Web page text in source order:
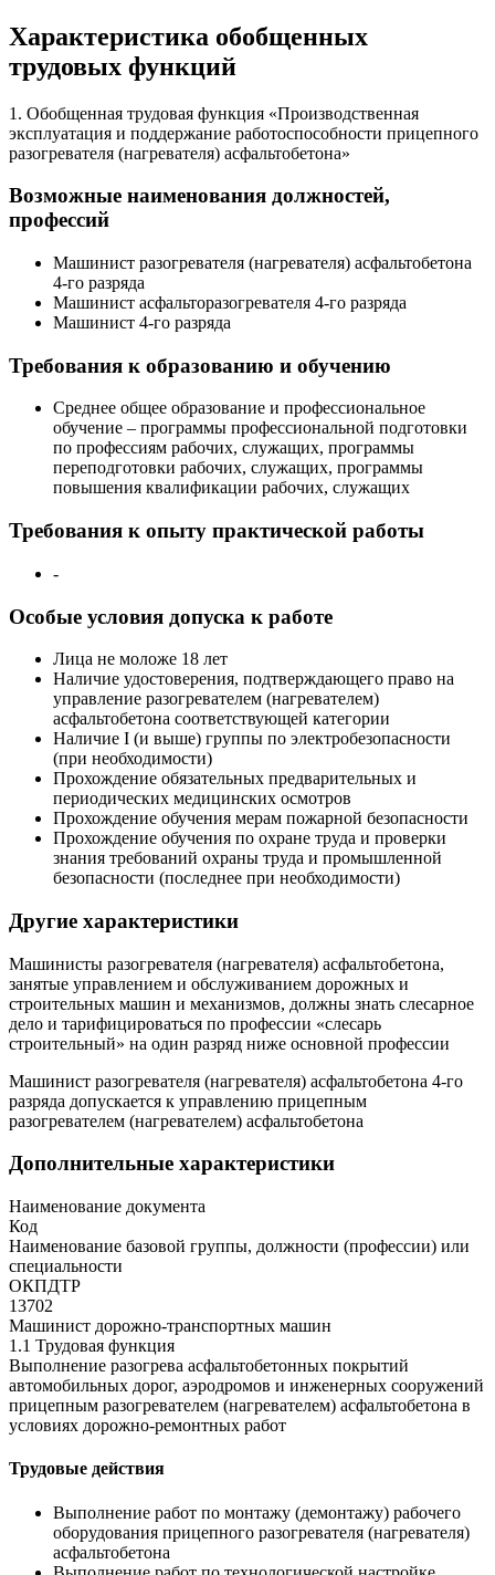
Характеристика обобщенных
трудовых функций
1. Обобщенная трудовая функция «Производственная
эксплуатация и поддержание работоспособности прицепного
разогревателя (нагревателя) асфальтобетона»
Возможные наименования должностей,
профессий
Машинист разогревателя (нагревателя) асфальтобетона
4-го разряда
Машинист асфальторазогревателя 4-го разряда
Машинист 4-го разряда
Требования к образованию и обучению
Среднее общее образование и профессиональное
обучение – программы профессиональной подготовки
по профессиям рабочих, служащих, программы
переподготовки рабочих, служащих, программы
повышения квалификации рабочих, служащих
Требования к опыту практической работы
-
Особые условия допуска к работе
Лица не моложе 18 лет
Наличие удостоверения, подтверждающего право на
управление разогревателем (нагревателем)
асфальтобетона соответствующей категории
Наличие I (и выше) группы по электробезопасности
(при необходимости)
Прохождение обязательных предварительных и
периодических медицинских осмотров
Прохождение обучения мерам пожарной безопасности
Прохождение обучения по охране труда и проверки
знания требований охраны труда и промышленной
безопасности (последнее при необходимости)
Другие характеристики
Машинисты разогревателя (нагревателя) асфальтобетона,
занятые управлением и обслуживанием дорожных и
строительных машин и механизмов, должны знать слесарное
дело и тарифицироваться по профессии «слесарь
строительный» на один разряд ниже основной профессии
Машинист разогревателя (нагревателя) асфальтобетона 4-го
разряда допускается к управлению прицепным
разогревателем (нагревателем) асфальтобетона
Дополнительные характеристики
Наименование документа
Код
Наименование базовой группы, должности (профессии) или
специальности
ОКПДТР
13702
Машинист дорожно-транспортных машин
1.1 Трудовая функция
Выполнение разогрева асфальтобетонных покрытий
автомобильных дорог, аэродромов и инженерных сооружений
прицепным разогревателем (нагревателем) асфальтобетона в
условиях дорожно-ремонтных работ
Трудовые действия
Выполнение работ по монтажу (демонтажу) рабочего
оборудования прицепного разогревателя (нагревателя)
асфальтобетона